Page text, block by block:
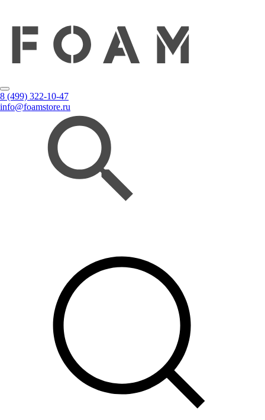
8 (499) 322-10-47
info@foamstore.ru